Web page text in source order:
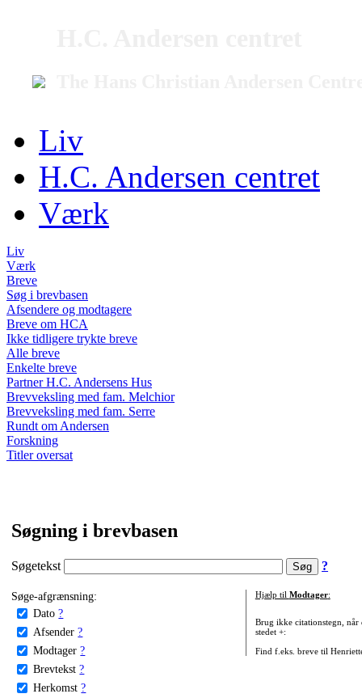
Liv
H.C. Andersen centret
Værk
Liv
Værk
Breve
Søg i brevbasen
Afsendere og modtagere
Breve om HCA
Ikke tidligere trykte breve
Alle breve
Enkelte breve
Partner H.C. Andersens Hus
Brevveksling med fam. Melchior
Brevveksling med fam. Serre
Rundt om Andersen
Forskning
Titler oversat
Søgning i brevbasen
Søgetekst ?
Søge-afgrænsning:
Dato ?
Afsender ?
Modtager ?
Brevtekst ?
Herkomst ?
Hjælp til Modtager:
Brug ikke citationstegn, når
stedet +:
Find f.eks. breve til